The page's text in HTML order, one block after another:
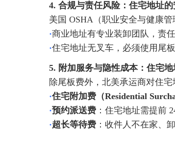
4. 合规与责任风险：住宅地址
美国 OSHA（职业安全与健康管
·商业地址有专业装卸团队，责
·住宅地址无叉车，必须使用尾
5. 附加服务与隐性成本：住宅
除尾板费外，北美承运商对住
·住宅附加费（Residential
·预约派送费 ：住宅地址需提前
·超长等待费 ：收件人不在家、